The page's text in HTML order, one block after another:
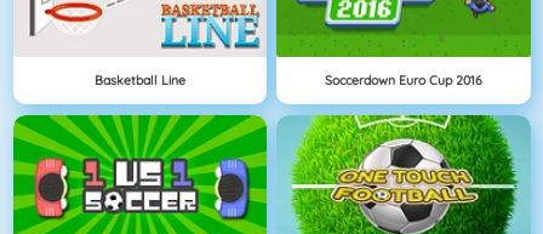
Basketball Line Soccerdown Euro Cup 2016